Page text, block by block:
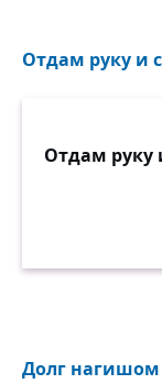
Отдам руку и
Отдам руку
Долг нагишом